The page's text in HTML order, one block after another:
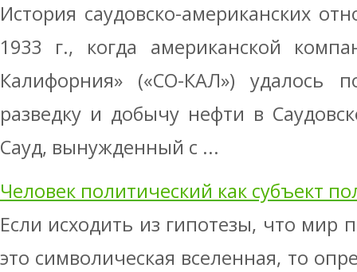
История саудовско-американских
1933 г., когда американской
Калифорния» («СО-КАЛ») удалось
разведку и добычу нефти в
Сауд, вынужденный с ...
Человек политический как субъект
Если исходить из гипотезы, что мир
это символическая вселенная, то